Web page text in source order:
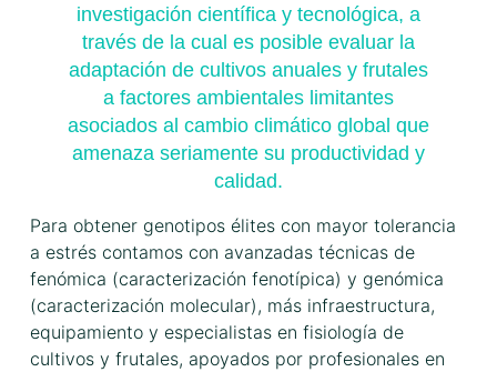
investigación científica y tecnológica, a
través de la cual es posible evaluar la
adaptación de cultivos anuales y frutales
a factores ambientales limitantes
asociados al cambio climático global que
amenaza seriamente su productividad y
calidad.
Para obtener genotipos élites con mayor tolerancia
a estrés contamos con avanzadas técnicas de
fenómica (caracterización fenotípica) y genómica
(caracterización molecular), más infraestructura,
equipamiento y especialistas en fisiología de
cultivos y frutales, apoyados por profesionales en